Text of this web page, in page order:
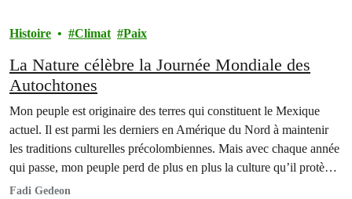
Histoire Climat Paix
La Nature célèbre la Journée Mondiale des
Autochtones
Mon peuple est originaire des terres qui constituent le Mexique
actuel. Il est parmi les derniers en Amérique du Nord à maintenir
les traditions culturelles précolombiennes. Mais avec chaque année
qui passe, mon peuple perd de plus en plus la culture qu’il protège
depuis des millénaires, ainsi que ses terres.
Fadi Gedeon